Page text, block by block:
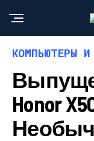
КОМПЬЮТЕРЫ
Honor